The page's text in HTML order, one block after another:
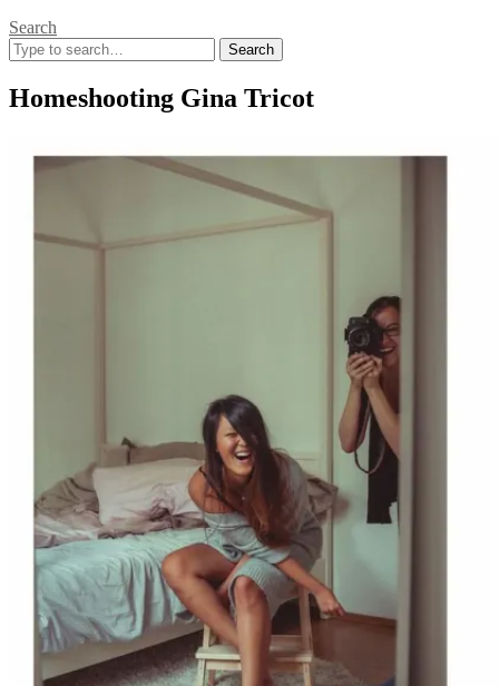
Search
Search
for:
Homeshooting Gina Tricot